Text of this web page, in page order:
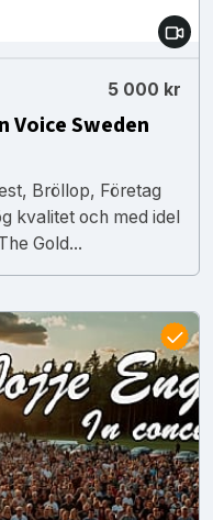
5 000 kr
Voice Sweden
Bröllop, Företag
kvalitet och med idel
Gold...